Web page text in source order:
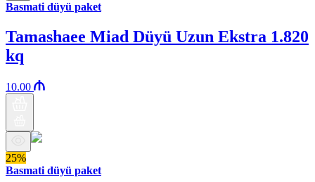
Basmati düyü paket
Tamashaee Miad Düyü Uzun Ekstra 1.820
kq
10.00
25%
Basmati düyü paket